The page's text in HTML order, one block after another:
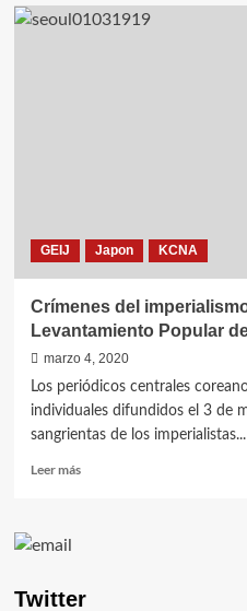
GEIJ Japon KCNA
Crímenes del
Levantamiento Popular
marzo 4, 2020
Los periódicos centrales
individuales difundidos el 3 de
sangrientas de los imperialistas...
Leer másLeer
japonés
Twitter